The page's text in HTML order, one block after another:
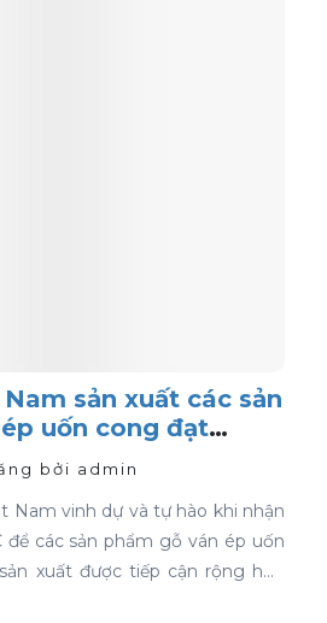
sản xuất các sản
uốn cong đạt
bởi admin
Nam vinh dự và tự hào khi nhận
để các sản phẩm gỗ ván ép uốn
xuất được tiếp cận rộng hơn